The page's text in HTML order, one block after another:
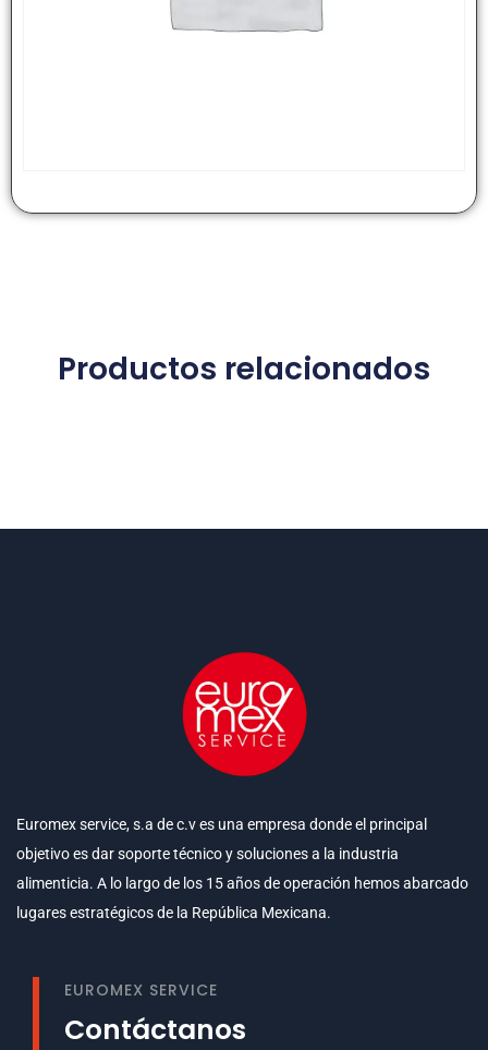
Productos relacionados
Euromex service, s.a de c.v es una empresa donde el principal
objetivo es dar soporte técnico y soluciones a la industria
alimenticia. A lo largo de los 15 años de operación hemos abarcado
lugares estratégicos de la República Mexicana.
EUROMEX SERVICE
Contáctanos